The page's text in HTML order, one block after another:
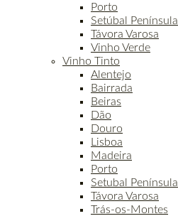
Porto
Setúbal Península
Távora Varosa
Vinho Verde
Vinho Tinto
Alentejo
Bairrada
Beiras
Dão
Douro
Lisboa
Madeira
Porto
Setubal Península
Távora Varosa
Trás-os-Montes